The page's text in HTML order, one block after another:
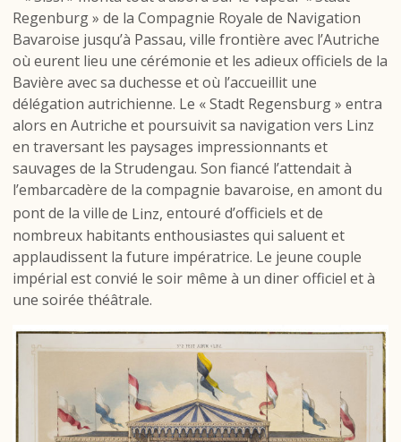
Regenburg » de la Compagnie Royale de Navigation
Bavaroise jusqu’à Passau, ville frontière avec l’Autriche
où eurent lieu une cérémonie et les adieux officiels de la
Bavière avec sa duchesse et où l’accueillit une
délégation autrichienne. Le « Stadt Regensburg » entra
alors en Autriche et poursuivit sa navigation vers Linz
en traversant les paysages impressionnants et
sauvages de la Strudengau. Son fiancé l’attendait à
l’embarcadère de la compagnie bavaroise, en amont du
pont de la villede Linz, entouré d’officiels et de
nombreux habitants enthousiastes qui saluent et
applaudissent la future impératrice. Le jeune couple
impérial est convié le soir même à un diner officiel et à
une soirée théâtrale.